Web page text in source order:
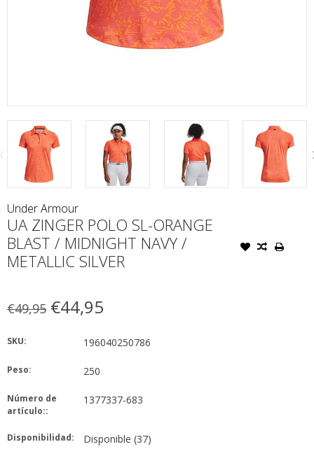
Under Armour
UA ZINGER POLO SL-ORANGE
BLAST / MIDNIGHT NAVY /
METALLIC SILVER
€49,95 €44,95
SKU: 196040250786
Peso: 250
Número de
artículo::
1377337-683
Disponibilidad: Disponible (37)